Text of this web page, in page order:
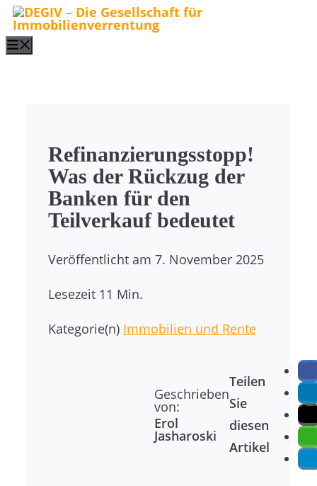
Zum
Inhalt
springen
Refinanzierungsstopp!
Was der Rückzug der
Banken für den
Teilverkauf bedeutet
Veröffentlicht am 7. November 2025
Lesezeit 11 Min.
Kategorie(n) Immobilien und Rente
Geschrieben
von:
Erol
Jasharoski
Teilen
Sie
diesen
Artikel